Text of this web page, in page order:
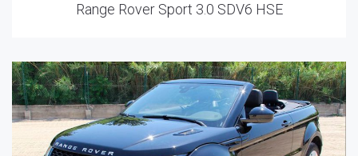
Range Rover Sport 3.0 SDV6 HSE